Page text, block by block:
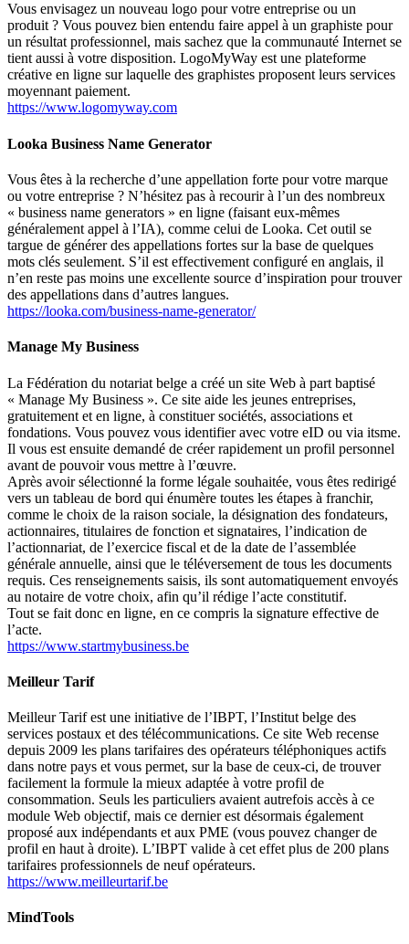
Vous envisagez un nouveau logo pour votre entreprise ou un
produit ? Vous pouvez bien entendu faire appel à un graphiste pour
un résultat professionnel, mais sachez que la communauté Internet se
tient aussi à votre disposition. LogoMyWay est une plateforme
créative en ligne sur laquelle des graphistes proposent leurs services
moyennant paiement.
https://www.logomyway.com
Looka Business Name Generator
Vous êtes à la recherche d’une appellation forte pour votre marque
ou votre entreprise ? N’hésitez pas à recourir à l’un des nombreux
« business name generators » en ligne (faisant eux-mêmes
généralement appel à l’IA), comme celui de Looka. Cet outil se
targue de générer des appellations fortes sur la base de quelques
mots clés seulement. S’il est effectivement configuré en anglais, il
n’en reste pas moins une excellente source d’inspiration pour trouver
des appellations dans d’autres langues.
https://looka.com/business-name-generator/
Manage My Business
La Fédération du notariat belge a créé un site Web à part baptisé
« Manage My Business ». Ce site aide les jeunes entreprises,
gratuitement et en ligne, à constituer sociétés, associations et
fondations. Vous pouvez vous identifier avec votre eID ou via itsme.
Il vous est ensuite demandé de créer rapidement un profil personnel
avant de pouvoir vous mettre à l’œuvre.
Après avoir sélectionné la forme légale souhaitée, vous êtes redirigé
vers un tableau de bord qui énumère toutes les étapes à franchir,
comme le choix de la raison sociale, la désignation des fondateurs,
actionnaires, titulaires de fonction et signataires, l’indication de
l’actionnariat, de l’exercice fiscal et de la date de l’assemblée
générale annuelle, ainsi que le téléversement de tous les documents
requis. Ces renseignements saisis, ils sont automatiquement envoyés
au notaire de votre choix, afin qu’il rédige l’acte constitutif.
Tout se fait donc en ligne, en ce compris la signature effective de
l’acte.
https://www.startmybusiness.be
Meilleur Tarif
Meilleur Tarif est une initiative de l’IBPT, l’Institut belge des
services postaux et des télécommunications. Ce site Web recense
depuis 2009 les plans tarifaires des opérateurs téléphoniques actifs
dans notre pays et vous permet, sur la base de ceux-ci, de trouver
facilement la formule la mieux adaptée à votre profil de
consommation. Seuls les particuliers avaient autrefois accès à ce
module Web objectif, mais ce dernier est désormais également
proposé aux indépendants et aux PME (vous pouvez changer de
profil en haut à droite). L’IBPT valide à cet effet plus de 200 plans
tarifaires professionnels de neuf opérateurs.
https://www.meilleurtarif.be
MindTools